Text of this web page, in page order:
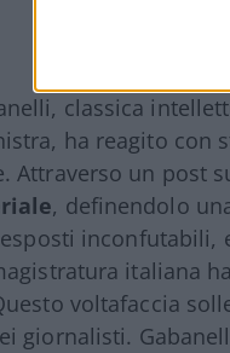
classica
ha reagito con
Attraverso un post
, definendolo
inconfutabili,
italiana
voltafaccia
giornalisti.